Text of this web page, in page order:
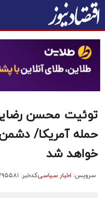
توئیت محسن
حمله آمریکا/
خواهد شد
سرویس: اخبار سیاسیکدخبر: ۷۹۵۵۸۱